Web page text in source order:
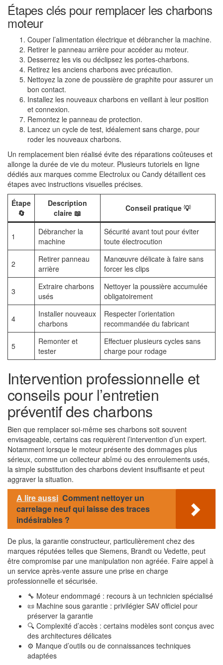
Étapes clés pour remplacer les charbons
moteur
Couper l’alimentation électrique et débrancher la machine.
Retirer le panneau arrière pour accéder au moteur.
Desserrez les vis ou déclipsez les portes-charbons.
Retirez les anciens charbons avec précaution.
Nettoyez la zone de poussière de graphite pour assurer un
bon contact.
Installez les nouveaux charbons en veillant à leur position
et connexion.
Remontez le panneau de protection.
Lancez un cycle de test, idéalement sans charge, pour
roder les nouveaux charbons.
Un remplacement bien réalisé évite des réparations coûteuses et
allonge la durée de vie du moteur. Plusieurs tutoriels en ligne
dédiés aux marques comme Electrolux ou Candy détaillent ces
étapes avec instructions visuelles précises.
Étape
🔄
Description
claire 📖
Conseil pratique 💡
1
Débrancher la
machine
Sécurité avant tout pour éviter
toute électrocution
2
Retirer panneau
arrière
Manœuvre délicate à faire sans
forcer les clips
3
Extraire charbons
usés
Nettoyer la poussière accumulée
obligatoirement
4
Installer nouveaux
charbons
Respecter l’orientation
recommandée du fabricant
5
Remonter et
tester
Effectuer plusieurs cycles sans
charge pour rodage
Intervention professionnelle et
conseils pour l’entretien
préventif des charbons
Bien que remplacer soi-même ses charbons soit souvent
envisageable, certains cas requièrent l’intervention d’un expert.
Notamment lorsque le moteur présente des dommages plus
sérieux, comme un collecteur abîmé ou des enroulements usés,
la simple substitution des charbons devient insuffisante et peut
aggraver la situation.
A lire aussi Comment nettoyer un
carrelage neuf qui laisse des traces
indésirables ?
De plus, la garantie constructeur, particulièrement chez des
marques réputées telles que Siemens, Brandt ou Vedette, peut
être compromise par une manipulation non agréée. Faire appel à
un service après-vente assure une prise en charge
professionnelle et sécurisée.
🔧 Moteur endommagé : recours à un technicien spécialisé
📜 Machine sous garantie : privilégier SAV officiel pour
préserver la garantie
🔍 Complexité d’accès : certains modèles sont conçus avec
des architectures délicates
⚙️ Manque d’outils ou de connaissances techniques
adaptées